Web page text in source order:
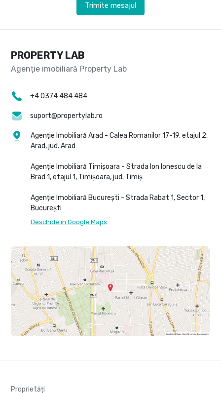
Trimite mesajul
PROPERTY LAB
+4 0374 484 484
suport@propertylab.ro
Agenție Imobiliară Arad - Calea Romanilor 17-19, etajul 2,
Arad, jud. Arad
Agenție Imobiliară Timișoara - Strada Ion Ionescu de la
Brad 1, etajul 1, Timișoara, jud. Timiș
Agenție Imobiliară București - Strada Rabat 1, Sector 1,
București
Deschide în Google Maps
Proprietăți